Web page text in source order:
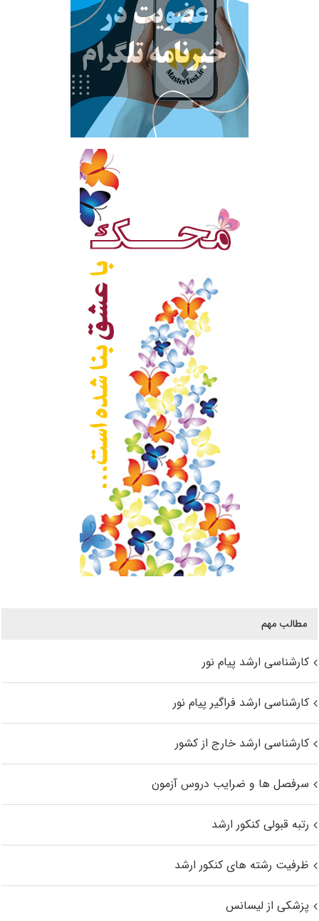
مطالب مهم
کارشناسی ارشد پیام نور
کارشناسی ارشد فراگیر پیام نور
کارشناسی ارشد خارج از کشور
سرفصل ها و ضرایب دروس آزمون
رتبه قبولی کنکور ارشد
ظرفیت رشته های کنکور ارشد
پزشکی از لیسانس